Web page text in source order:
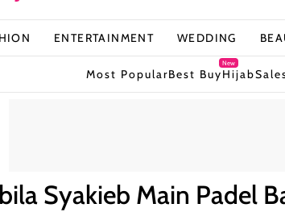
ENTERTAINMENT WEDDING
Most PopularBest Buy
New
Hijab
Syakieb Main Padel